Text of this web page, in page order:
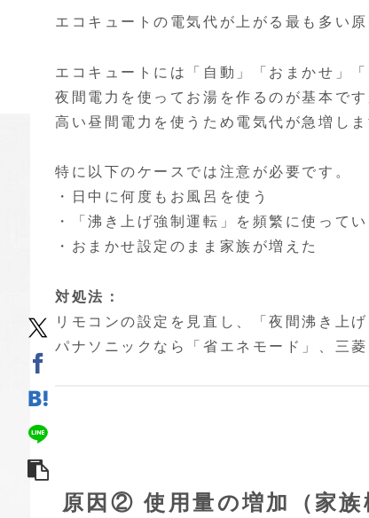
エコキュートの電気代が上がる最も多い
エコキュートには「自動」「おまかせ」
夜間電力を使ってお湯を作るのが基本で
高い昼間電力を使うため電気代が急増しま
特に以下のケースでは注意が必要です。
・日中に何度もお風呂を使う
・「沸き上げ強制運転」を頻繁に使ってい
・おまかせ設定のまま家族が増えた
対処法：
リモコンの設定を見直し、「夜間沸き上
パナソニックなら「省エネモード」、三
原因② 使用量の増加（家族